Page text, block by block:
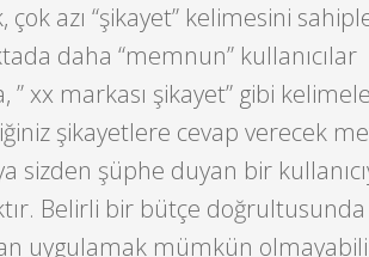
azı “şikayet” kelimesini
daha “memnun” kullanıcılar
” xx markası şikayet” gibi
şikayetlere cevap verecek
sizden şüphe duyan bir
Belirli bir bütçe doğrultusunda
uygulamak mümkün